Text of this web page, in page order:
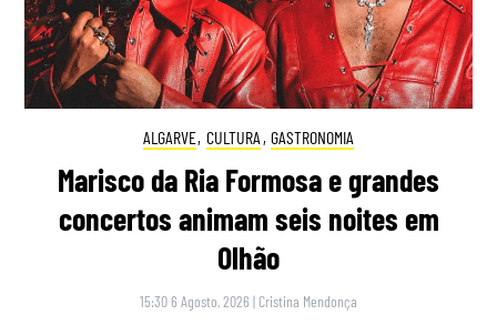
ALGARVE, CULTURA , GASTRONOMIA
Marisco da Ria Formosa e grandes
concertos animam seis noites em
Olhão
15:30 6 Agosto, 2026 | Cristina Mendonça